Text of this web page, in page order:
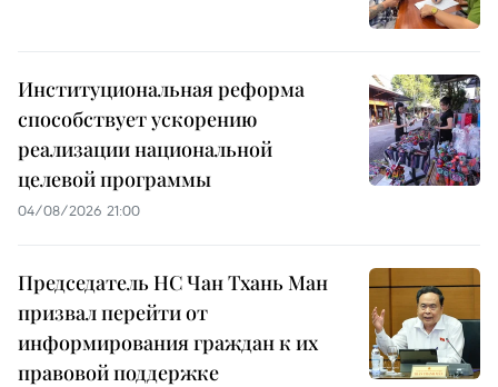
Институциональная реформа
способствует ускорению
реализации национальной
целевой программы
04/08/2026 21:00
Председатель НС Чан Тхань Ман
призвал перейти от
информирования граждан к их
правовой поддержке